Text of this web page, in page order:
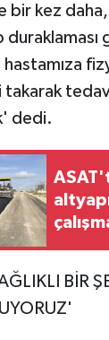
bir kez
hastamıza
takarak
dedi.
BİR